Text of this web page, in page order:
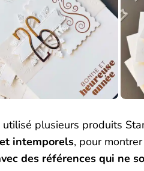
plusieurs produits
intemporels, pour
des références qui ne